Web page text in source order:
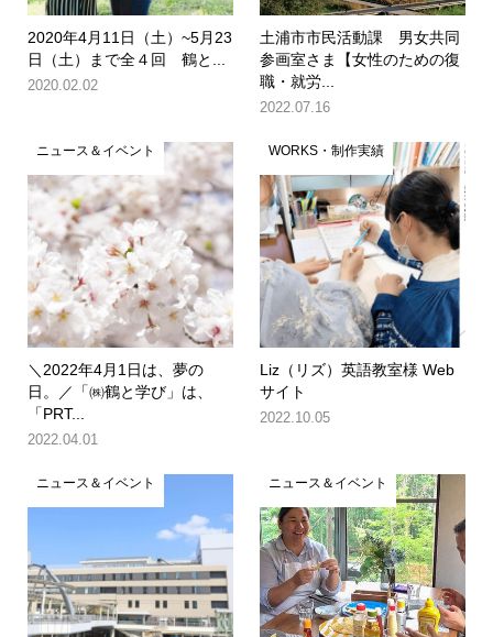
2020年4月11日（土）~5月23
日（土）まで全４回 鶴と...
2020.02.02
土浦市市民活動課 男女共同
参画室さま【女性のための復
職・就労...
2022.07.16
ニュース＆イベント
＼2022年4月1日は、夢の
日。／「㈱鶴と学び」は、
「PRT...
2022.04.01
WORKS・制作実績
Liz（リズ）英語教室様 Web
サイト
2022.10.05
ニュース＆イベント ニュース＆イベント